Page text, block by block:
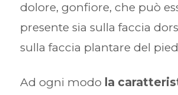
dolore, gonfiore, che può
presente sia sulla faccia
sulla faccia plantare del
Ad ogni modo la